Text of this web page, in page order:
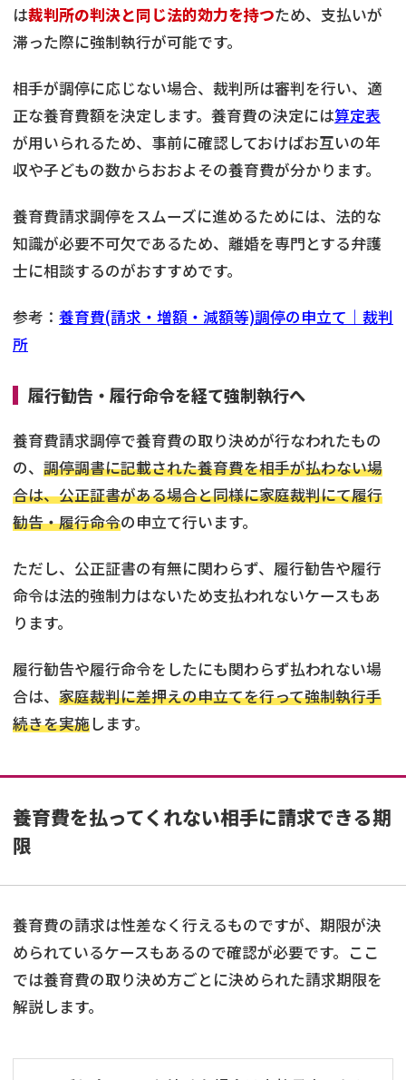
は裁判所の判決と同じ法的効力を持つため、支払いが
滞った際に強制執行が可能です。
相手が調停に応じない場合、裁判所は審判を行い、適
正な養育費額を決定します。養育費の決定には算定表
が用いられるため、事前に確認しておけばお互いの年
収や子どもの数からおおよその養育費が分かります。
養育費請求調停をスムーズに進めるためには、法的な
知識が必要不可欠であるため、離婚を専門とする弁護
士に相談するのがおすすめです。
参考： 養育費(請求・増額・減額等)調停の申立て｜裁判
所
履行勧告・履行命令を経て強制執行へ
養育費請求調停で養育費の取り決めが行なわれたもの
の、 調停調書に記載された養育費を相手が払わない場
合は、公正証書がある場合と同様に家庭裁判にて履行
勧告・履行命令の申立て行います。
ただし、公正証書の有無に関わらず、履行勧告や履行
命令は法的強制力はないため支払われないケースもあ
ります。
履行勧告や履行命令をしたにも関わらず払われない場
合は、 家庭裁判に差押えの申立てを行って強制執行手
続きを実施します。
養育費を払ってくれない相手に請求できる期
限
養育費の請求は性差なく行えるものですが、期限が決
められているケースもあるので確認が必要です。ここ
では養育費の取り決め方ごとに決められた請求期限を
解説します。